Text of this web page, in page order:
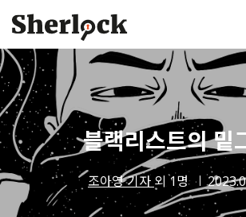
content
셜록요원 프로젝트 셜록클럽
블랙리스트의 밑
조아영 기자 외 1명